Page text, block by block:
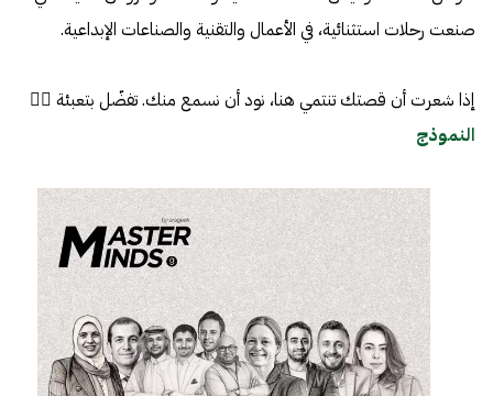
صنعت رحلات استثنائية، في الأعمال والتقنية والصناعات الإبداعية.
إذا شعرت أن قصتك تنتمي هنا، نود أن نسمع منك. تفضّل بتعبئة 👈🏼
النموذج